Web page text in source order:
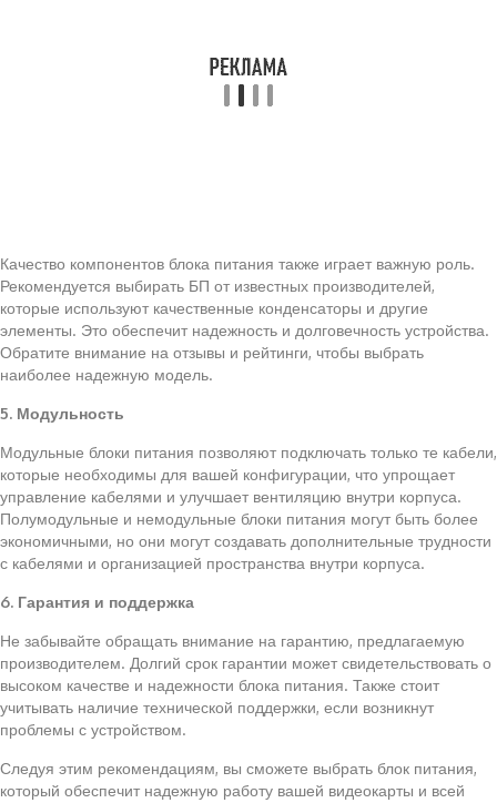
Качество компонентов блока питания также играет важную роль.
Рекомендуется выбирать БП от известных производителей,
которые используют качественные конденсаторы и другие
элементы. Это обеспечит надежность и долговечность устройства.
Обратите внимание на отзывы и рейтинги, чтобы выбрать
наиболее надежную модель.
5. Модульность
Модульные блоки питания позволяют подключать только те кабели,
которые необходимы для вашей конфигурации, что упрощает
управление кабелями и улучшает вентиляцию внутри корпуса.
Полумодульные и немодульные блоки питания могут быть более
экономичными, но они могут создавать дополнительные трудности
с кабелями и организацией пространства внутри корпуса.
6. Гарантия и поддержка
Не забывайте обращать внимание на гарантию, предлагаемую
производителем. Долгий срок гарантии может свидетельствовать о
высоком качестве и надежности блока питания. Также стоит
учитывать наличие технической поддержки, если возникнут
проблемы с устройством.
Следуя этим рекомендациям, вы сможете выбрать блок питания,
который обеспечит надежную работу вашей видеокарты и всей